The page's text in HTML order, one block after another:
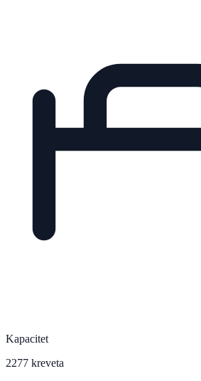
Kapacitet
2277 kreveta